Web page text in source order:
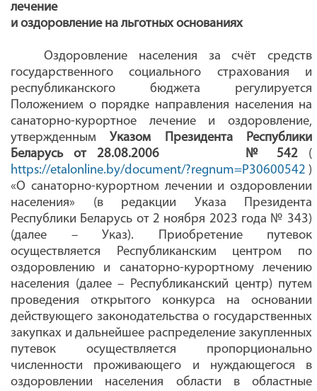
лечение
и оздоровление на льготных основаниях
Оздоровление населения за счёт средств
государственного социального страхования и
республиканского бюджета регулируется
Положением о порядке направления населения на
санаторно-курортное лечение и оздоровление,
утвержденным Указом Президента Республики
Беларусь от 28.08.2006 № 542(
https://etalonline.by/document/?regnum=P30600542 )
«О санаторно-курортном лечении и оздоровлении
населения» (в редакции Указа Президента
Республики Беларусь от 2 ноября 2023 года № 343)
(далее – Указ). Приобретение путевок
осуществляется Республиканским центром по
оздоровлению и санаторно-курортному лечению
населения (далее – Республиканский центр) путем
проведения открытого конкурса на основании
действующего законодательства о государственных
закупках и дальнейшее распределение закупленных
путевок осуществляется пропорционально
численности проживающего и нуждающегося в
оздоровлении населения области в областные